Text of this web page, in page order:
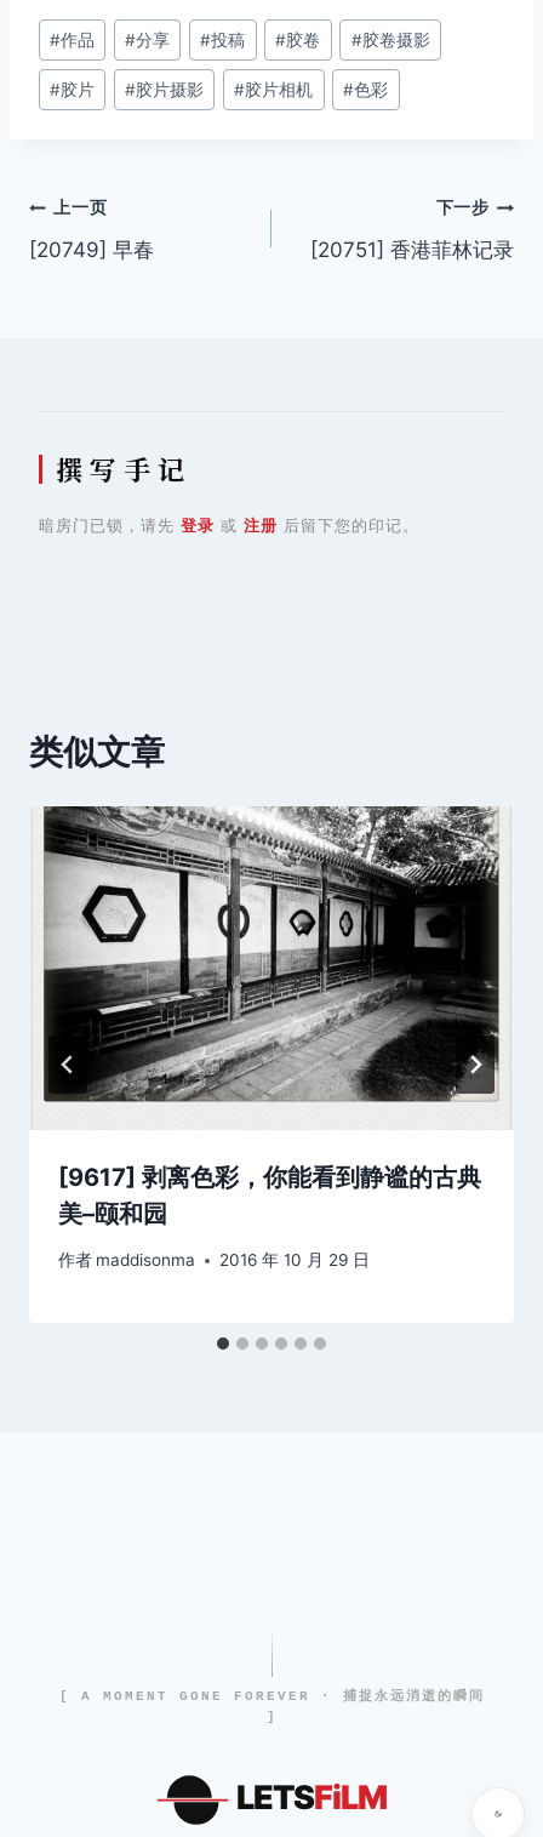
文
章
标
#作品 #分享 #投稿 #胶卷 #胶卷摄影
#胶片 #胶片摄影 #胶片相机 #色彩
文
章
上一页
[20749] 早春
下一步
[20751] 香港菲林记录
撰 写 手 记
暗房门已锁，请先 登录 或 注册 后留下您的印记。
类似文章
[9617] 剥离色彩，你能看到静谧的古典
美–颐和园
作者 maddisonma 2016 年 10 月 29 日
[ A MOMENT GONE FOREVER · 捕捉永远消逝的瞬间
]
LETSFiLM